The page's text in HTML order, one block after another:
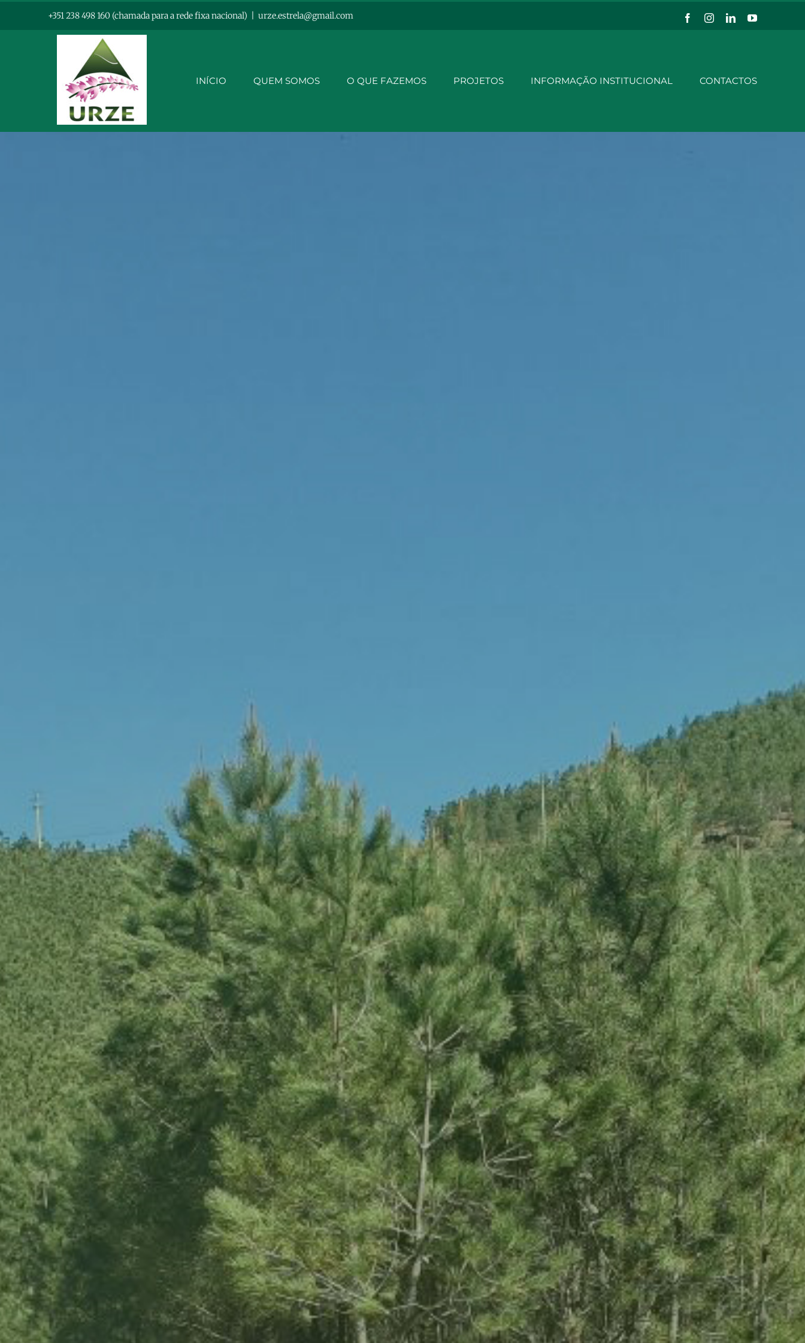
+351 238 498 160 (chamada para a rede fixa nacional) urze.estrela@gmail.com FacebookInstagramLinkedInYouTube
INÍCIO QUEM SOMOS O QUE FAZEMOS PROJETOS INFORMAÇÃO INSTITUCIONAL CONTACTOS